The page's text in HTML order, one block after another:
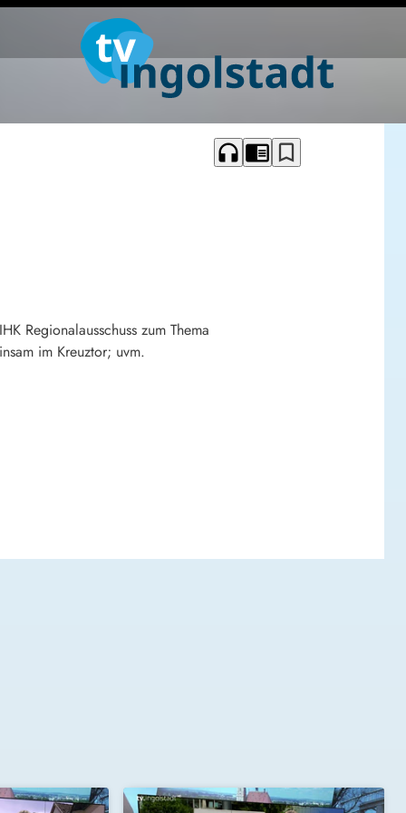
headphones chrome_reader_mode bookmark_border
Regionalausschuss zum Thema
im Kreuztor; uvm.